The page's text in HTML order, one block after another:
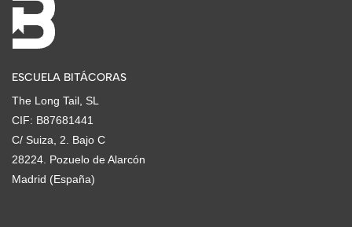
ESCUELA BITÁCORAS
The Long Tail, SL
CIF: B87681441
C/ Suiza, 2. Bajo C
28224. Pozuelo de Alarcón
Madrid (España)